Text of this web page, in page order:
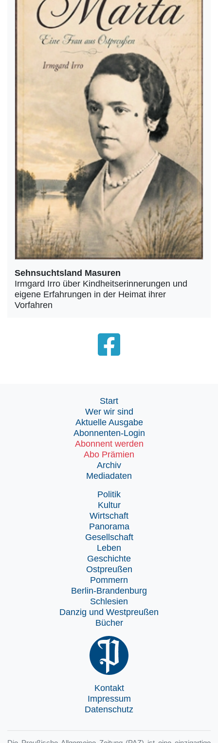
Sehnsuchtsland Masuren
Irmgard Irro über Kindheitserinnerungen und
eigene Erfahrungen in der Heimat ihrer
Vorfahren
Start
Wer wir sind
Aktuelle Ausgabe
Abonnenten-Login
Abonnent werden
Abo Prämien
Archiv
Mediadaten
Politik
Kultur
Wirtschaft
Panorama
Gesellschaft
Leben
Geschichte
Ostpreußen
Pommern
Berlin-Brandenburg
Schlesien
Danzig und Westpreußen
Bücher
Kontakt
Impressum
Datenschutz